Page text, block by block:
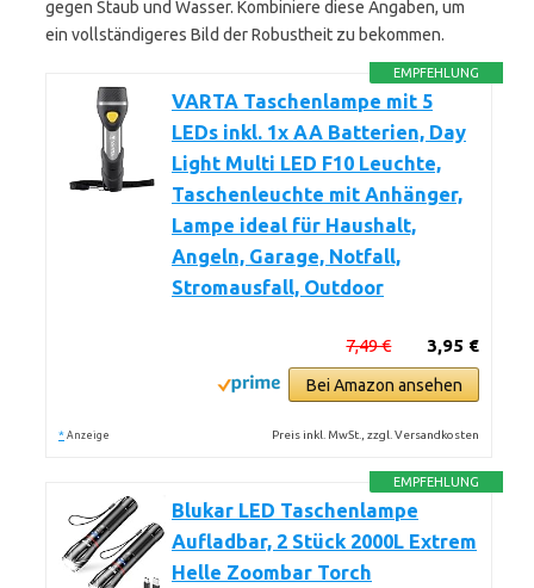
gegen Staub und Wasser. Kombiniere diese Angaben, um
ein vollständigeres Bild der Robustheit zu bekommen.
EMPFEHLUNG
VARTA Taschenlampe mit 5
LEDs inkl. 1x AA Batterien, Day
Light Multi LED F10 Leuchte,
Taschenleuchte mit Anhänger,
Lampe ideal für Haushalt,
Angeln, Garage, Notfall,
Stromausfall, Outdoor
3,95 €
7,49 €
Bei Amazon ansehen
* Anzeige Preis inkl. MwSt., zzgl. Versandkosten
EMPFEHLUNG
Blukar LED Taschenlampe
Aufladbar, 2 Stück 2000L Extrem
Helle Zoombar Torch